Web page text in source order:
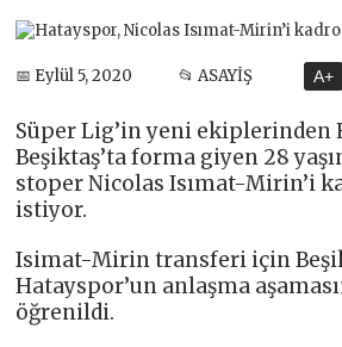
📅 Eylül 5, 2020 📂 ASAYİŞ A+
Süper Lig’in yeni ekiplerinden
Beşiktaş’ta forma giyen 28
stoper Nicolas Isımat-Mirin’i
istiyor.
Isimat-Mirin transferi için
Hatayspor’un anlaşma
öğrenildi.